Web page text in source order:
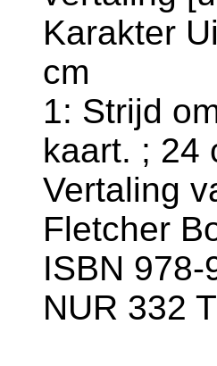
Karakter
cm
1: Strijd
kaart. ; 24
Vertaling
Fletcher
ISBN
NUR 332